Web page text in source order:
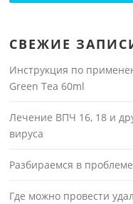
СВЕЖИЕ
Инструкция по
Green Tea 60ml
Лечение ВПЧ 16, 18 и
вируса
Разбираемся в
Где можно провести